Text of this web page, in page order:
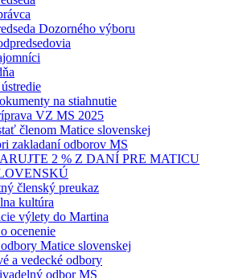
Dozorného výboru
na stiahnutie
VZ MS 2025
členom Matice slovenskej
zakladaní odborov MS
2 % Z DANÍ PRE MATICU
členský preukaz
kultúra
výlety do Martina
ocenenie
Matice slovenskej
a vedecké odbory
odbor MS